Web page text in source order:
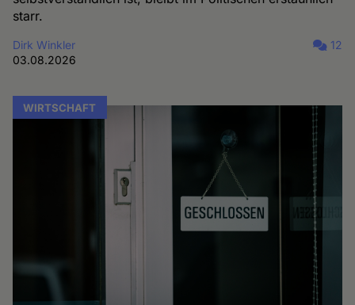
starr.
Dirk Winkler
03.08.2026
12
WIRTSCHAFT